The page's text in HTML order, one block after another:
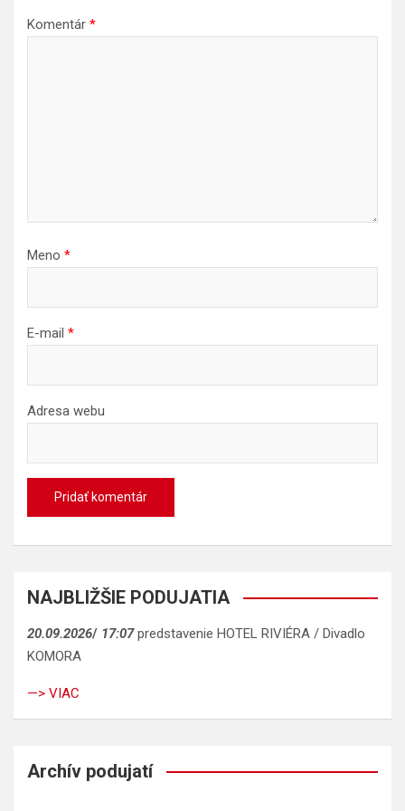
Komentár *
Meno *
E-mail *
Adresa webu
NAJBLIŽŠIE PODUJATIA
20.09.2026/ 17:07predstavenie HOTEL RIVIÉRA / Divadlo
KOMORA
—> VIAC
Archív podujatí